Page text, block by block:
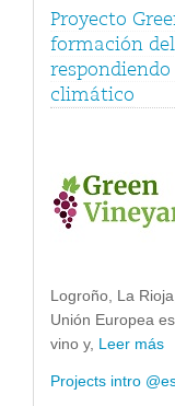
Proyecto
formación
climático
Logroño, La
Unión Europea
vino y, Leer más
Projects intro